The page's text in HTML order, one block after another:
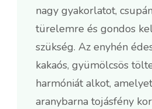
nagy gyakorlatot,
türelemre és gondos
szükség. Az enyhén
kakaós, gyümölcsös
harmóniát alkot,
aranybarna tojásfény